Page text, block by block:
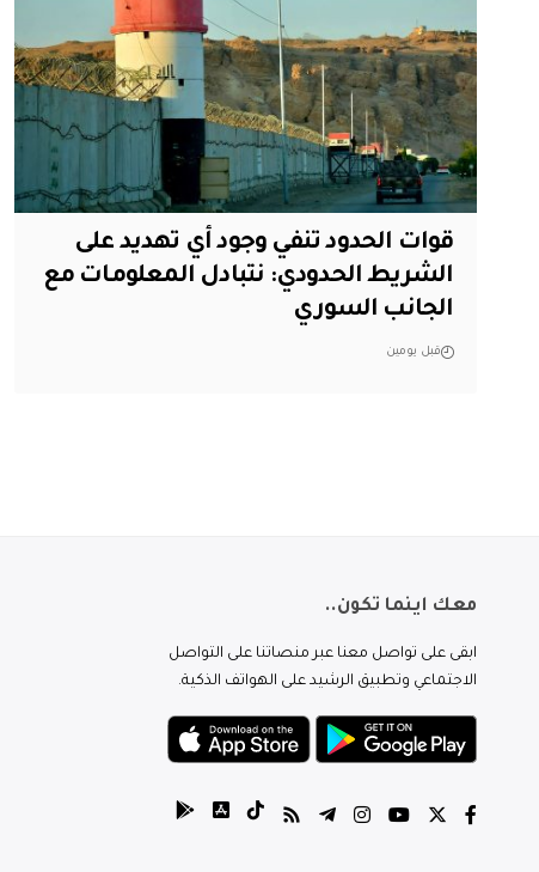
قوات الحدود تنفي وجود أي تهديد على
الشريط الحدودي: نتبادل المعلومات مع
الجانب السوري
قبل يومين
معك اينما تكون..
ابقى على تواصل معنا عبر منصاتنا على التواصل
الاجتماعي وتطبيق الرشيد على الهواتف الذكية.